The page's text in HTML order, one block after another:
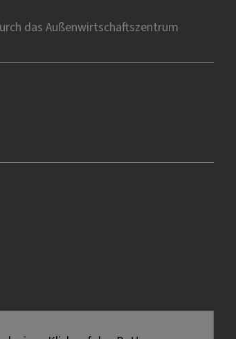
das Außenwirtschaftszentrum